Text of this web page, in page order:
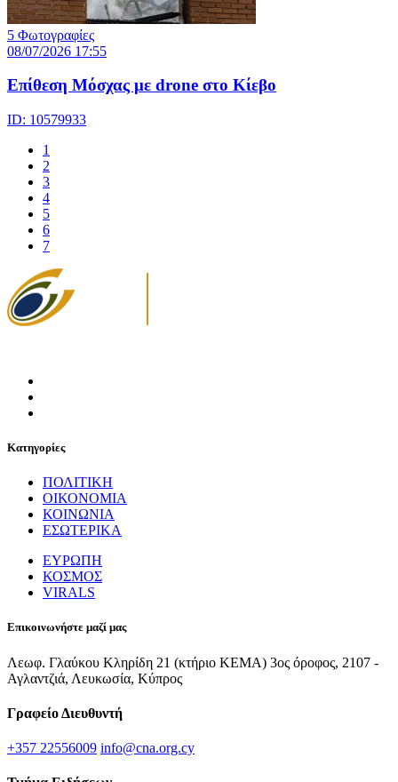
5 Φωτογραφίες
08/07/2026 17:55
Eπίθεση Μόσχας με drone στο Κίεβο
ID: 10579933
1
2
3
4
5
6
7
Κατηγορίες
ΠΟΛΙΤΙΚΗ
ΟΙΚΟΝΟΜΙΑ
ΚΟΙΝΩΝΙΑ
ΕΣΩΤΕΡΙΚΑ
ΕΥΡΩΠΗ
ΚΟΣΜΟΣ
VIRALS
Επικοινωνήστε μαζί μας
Λεωφ. Γλαύκου Κληρίδη 21 (κτήριο ΚΕΜΑ) 3ος όροφος, 2107 -
Αγλαντζιά, Λευκωσία, Κύπρος
Γραφείο Διευθυντή
+357 22556009 info@cna.org.cy